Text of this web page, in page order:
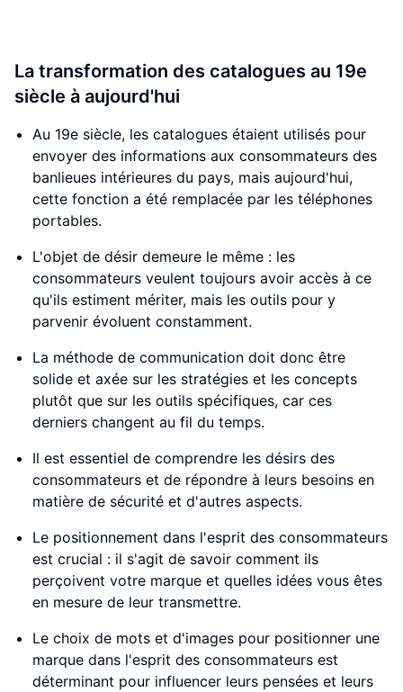
La transformation des catalogues au 19e
siècle à aujourd'hui
Au 19e siècle, les catalogues étaient utilisés pour
envoyer des informations aux consommateurs des
banlieues intérieures du pays, mais aujourd'hui,
cette fonction a été remplacée par les téléphones
portables.
L'objet de désir demeure le même : les
consommateurs veulent toujours avoir accès à ce
qu'ils estiment mériter, mais les outils pour y
parvenir évoluent constamment.
La méthode de communication doit donc être
solide et axée sur les stratégies et les concepts
plutôt que sur les outils spécifiques, car ces
derniers changent au fil du temps.
Il est essentiel de comprendre les désirs des
consommateurs et de répondre à leurs besoins en
matière de sécurité et d'autres aspects.
Le positionnement dans l'esprit des consommateurs
est crucial : il s'agit de savoir comment ils
perçoivent votre marque et quelles idées vous êtes
en mesure de leur transmettre.
Le choix de mots et d'images pour positionner une
marque dans l'esprit des consommateurs est
déterminant pour influencer leurs pensées et leurs